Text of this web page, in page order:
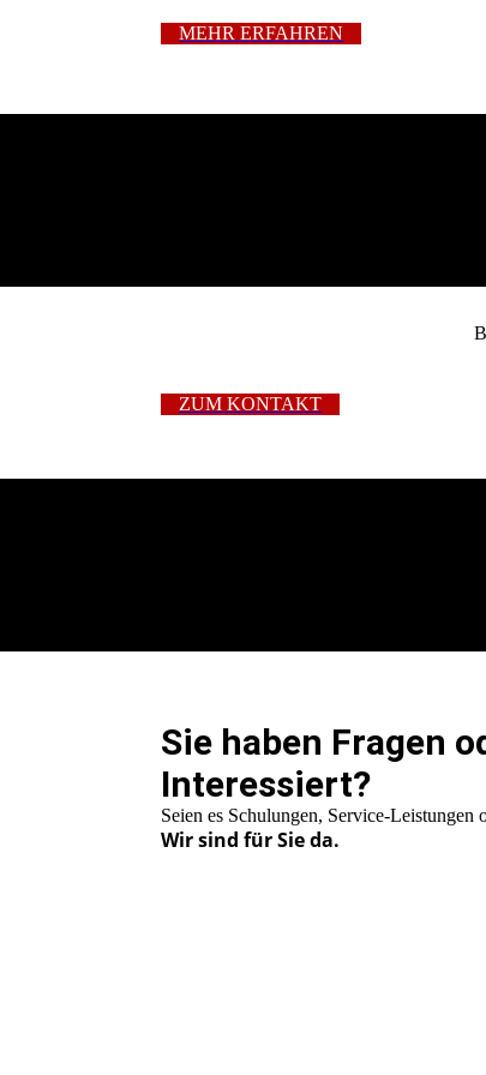
MEHR ERFAHREN
ZUM KONTAKT
Sie haben Fragen
Interessiert?
Seien es Schulungen, Service-Leistungen
Wir sind für Sie da.